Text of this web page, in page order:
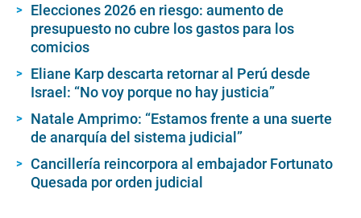
Elecciones 2026 en riesgo: aumento de
presupuesto no cubre los gastos para los
comicios
Eliane Karp descarta retornar al Perú desde
Israel: “No voy porque no hay justicia”
Natale Amprimo: “Estamos frente a una suerte
de anarquía del sistema judicial”
Cancillería reincorpora al embajador Fortunato
Quesada por orden judicial